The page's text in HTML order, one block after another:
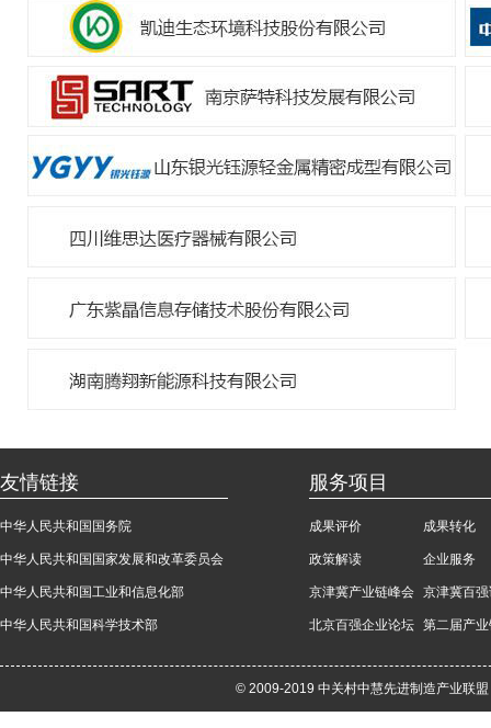
友情链接
中华人民共和国国务院
中华人民共和国国家发展和改革委员会
中华人民共和国工业和信息化部
中华人民共和国科学技术部
服务项目
成果评价 成果转化
政策解读 企业服务
京津冀产业链峰会 京津冀百
北京百强企业论坛 第二届产
© 2009-2019 中关村中慧先进制造产业联